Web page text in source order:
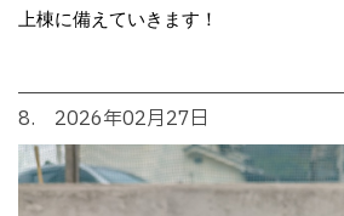
上棟に備えていきます！
8. 2026年02月27日